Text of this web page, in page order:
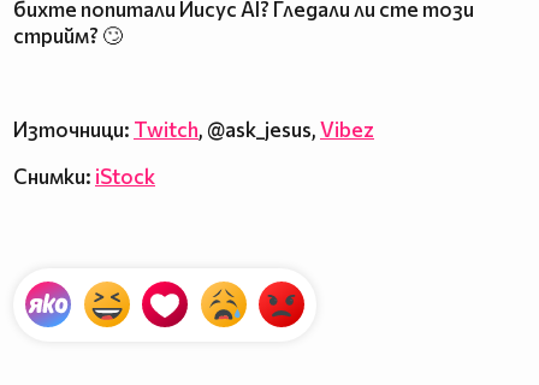
бихте попитали Иисус AI? Гледали ли сте този
стрийм? 🙄
Източници: Twitch, @ask_jesus,Vibez
Снимки: iStock